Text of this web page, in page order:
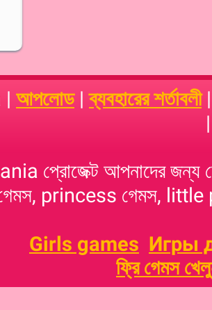
| আপলোড|ব্যবহারের শর্তাবলী
প্রোজেক্ট আপনাদের
princess গেমস, little
Girls games Игры
ফ্রি গেমস